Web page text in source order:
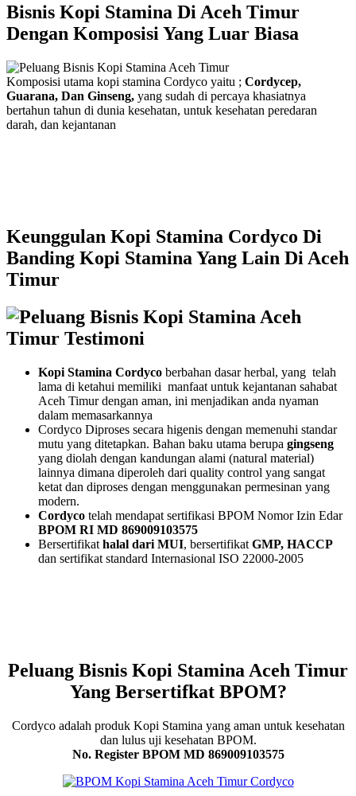
Bisnis Kopi Stamina Di Aceh Timur
Dengan Komposisi Yang Luar Biasa
Komposisi utama kopi stamina Cordyco yaitu ; Cordycep,
Guarana, Dan Ginseng, yang sudah di percaya khasiatnya
bertahun tahun di dunia kesehatan, untuk kesehatan peredaran
darah, dan kejantanan
Keunggulan Kopi Stamina Cordyco Di
Banding Kopi Stamina Yang Lain Di Aceh
Timur
Kopi Stamina Cordyco berbahan dasar herbal, yang telah
lama di ketahui memiliki manfaat untuk kejantanan sahabat
Aceh Timur dengan aman, ini menjadikan anda nyaman
dalam memasarkannya
Cordyco Diproses secara higenis dengan memenuhi standar
mutu yang ditetapkan. Bahan baku utama berupa gingseng
yang diolah dengan kandungan alami (natural material)
lainnya dimana diperoleh dari quality control yang sangat
ketat dan diproses dengan menggunakan permesinan yang
modern.
Cordyco telah mendapat sertifikasi BPOM Nomor Izin Edar
BPOM RI MD 869009103575
Bersertifikat halal dari MUI, bersertifikat GMP, HACCP
dan sertifikat standard Internasional ISO 22000-2005
Peluang Bisnis Kopi Stamina Aceh Timur
Yang Bersertifkat BPOM?
Cordyco adalah produk Kopi Stamina yang aman untuk kesehatan
dan lulus uji kesehatan BPOM.
No. Register BPOM MD 869009103575